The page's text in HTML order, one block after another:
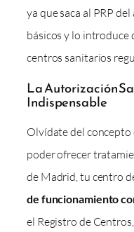
ya que saca al PRP
básicos y lo introduce
centros sanitarios
La Autorización
Indispensable
Olvídate del concepto
poder ofrecer
de Madrid, tu centro
de funcionamiento
el Registro de